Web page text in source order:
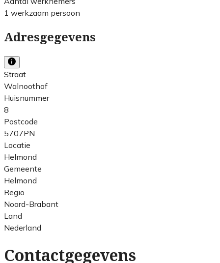
1 werkzaam persoon
Adresgegevens
Straat
Walnoothof
Huisnummer
8
Postcode
5707PN
Locatie
Helmond
Gemeente
Helmond
Regio
Noord-Brabant
Land
Nederland
Contactgegevens